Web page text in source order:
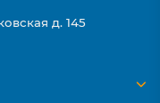
д. 145